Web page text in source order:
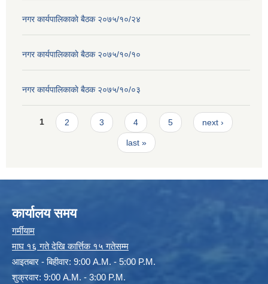
नगर कार्यपालिकाकाे बैठक २०७५/१०/२४
नगर कार्यपालिकाकाे बैठक २०७५/१०/१०
नगर कार्यपालिकाकाे बैठक २०७५/१०/०३
Pages
1 2 3 4 5 next ›
last »
कार्यालय समय
गर्मीयाम
माघ १६ गते देखि कार्त्तिक १५ गतेसम्म
आइतबार - बिहीवार: 9:00 A.M. - 5:00 P.M.
शुक्रवार: 9:00 A.M. - 3:00 P.M.